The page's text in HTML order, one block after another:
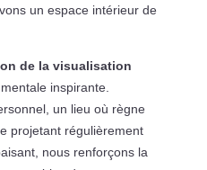
un espace intérieur de
de la visualisation
inspirante.
un lieu où règne
projetant régulièrement
nous renforçons la